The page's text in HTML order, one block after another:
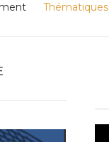
Thématiques